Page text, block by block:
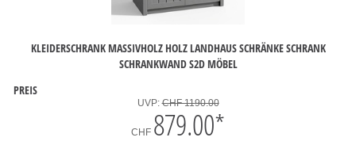
KLEIDERSCHRANK MASSIVHOLZ HOLZ LANDHAUS SCHRÄNKE SCHRANK
SCHRANKWAND S2D MÖBEL
PREIS
UVP:CHF 1190.00
CHF 879.00*